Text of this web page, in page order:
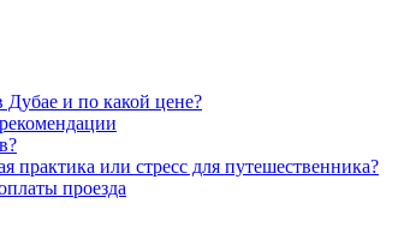
и по какой цене?
или стресс для путешественника?
проезда